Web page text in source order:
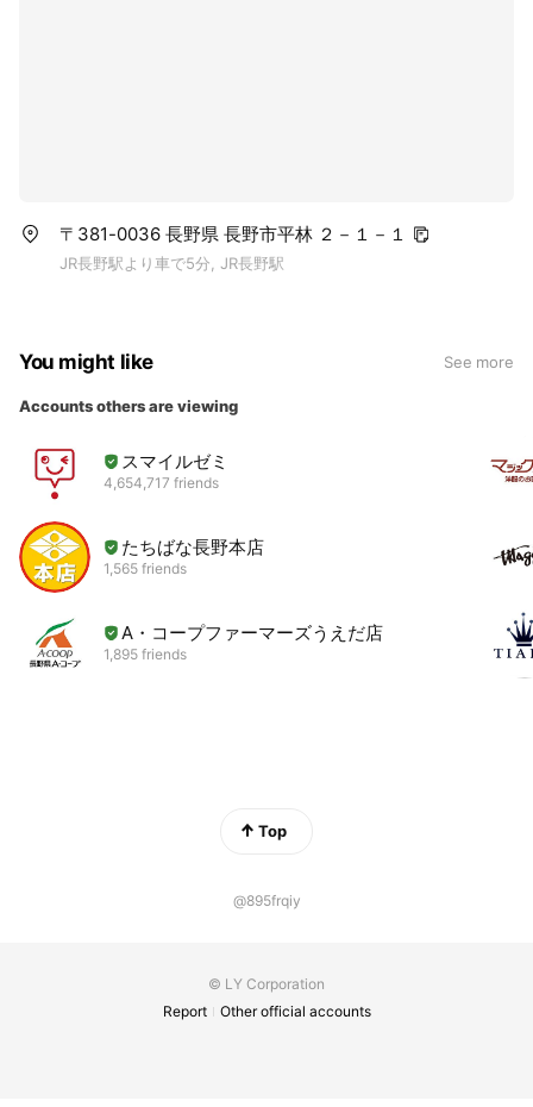
〒381-0036 長野県 長野市平林 ２－１－１
JR長野駅より車で5分, JR長野駅
You might like See more
Accounts others are viewing
スマイルゼミ
4,654,717 friends
たちばな長野本店
1,565 friends
A・コープファーマーズうえだ店
1,895 friends
Top
@895frqiy
© LY Corporation
Report
Other official accounts